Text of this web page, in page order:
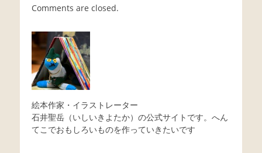
Comments are closed.
絵本作家・イラストレーター
石井聖岳（いしいきよたか）の公式サイトです。へん
てこでおもしろいものを作っていきたいです